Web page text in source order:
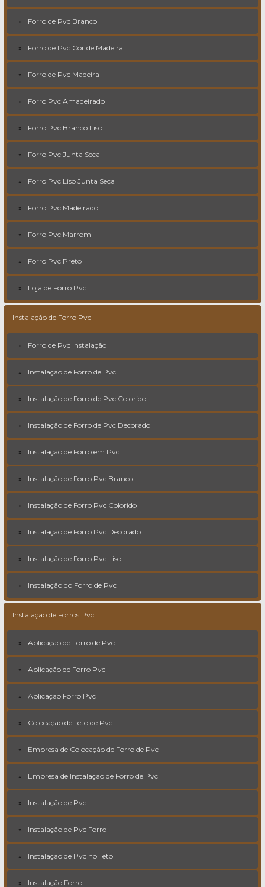
Forro de Pvc Branco
Forro de Pvc Cor de Madeira
Forro de Pvc Madeira
Forro Pvc Amadeirado
Forro Pvc Branco Liso
Forro Pvc Junta Seca
Forro Pvc Liso Junta Seca
Forro Pvc Madeirado
Forro Pvc Marrom
Forro Pvc Preto
Loja de Forro Pvc
Instalação de Forro Pvc
Forro de Pvc Instalação
Instalação de Forro de Pvc
Instalação de Forro de Pvc Colorido
Instalação de Forro de Pvc Decorado
Instalação de Forro em Pvc
Instalação de Forro Pvc Branco
Instalação de Forro Pvc Colorido
Instalação de Forro Pvc Decorado
Instalação de Forro Pvc Liso
Instalação do Forro de Pvc
Instalação de Forros Pvc
Aplicação de Forro de Pvc
Aplicação de Forro Pvc
Aplicação Forro Pvc
Colocação de Teto de Pvc
Empresa de Colocação de Forro de Pvc
Empresa de Instalação de Forro de Pvc
Instalação de Pvc
Instalação de Pvc Forro
Instalação de Pvc no Teto
Instalação Forro